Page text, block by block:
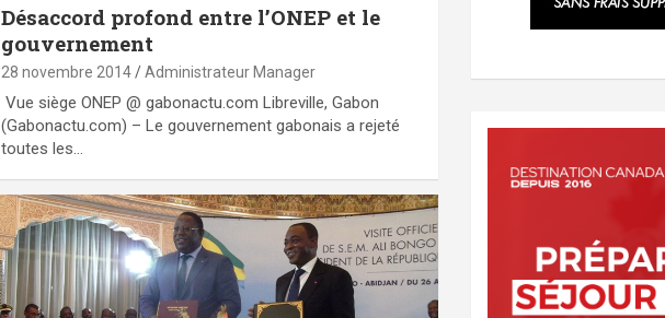
Désaccord profond entre l’ONEP et le
gouvernement
28 novembre 2014 Administrateur Manager
Vue siège ONEP @ gabonactu.com Libreville, Gabon
(Gabonactu.com) – Le gouvernement gabonais a rejeté
toutes les…